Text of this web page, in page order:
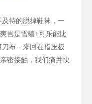
待的脱掉鞋袜，一
岂是雪碧+可乐能比
刀布…来回在指压板
密接触，我们痛并快